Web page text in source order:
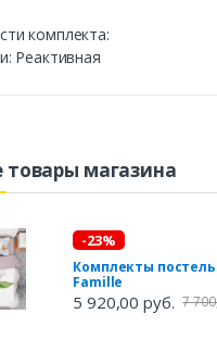
комплекта:
Реактивная
магазина
-23%
Комплекты
Famille
5 920,00 руб. 7